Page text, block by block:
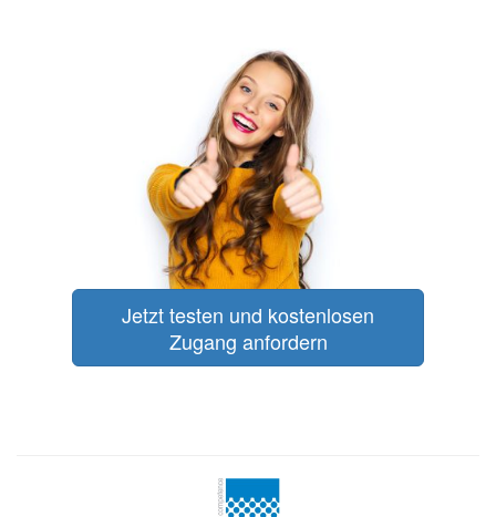
Jetzt testen und kostenlosen
Zugang anfordern